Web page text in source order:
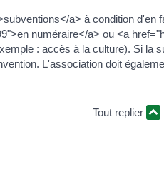
a> à condition d'en
numéraire</a> ou <a
: accès à la culture). Si la
L'association doit
Tout replier